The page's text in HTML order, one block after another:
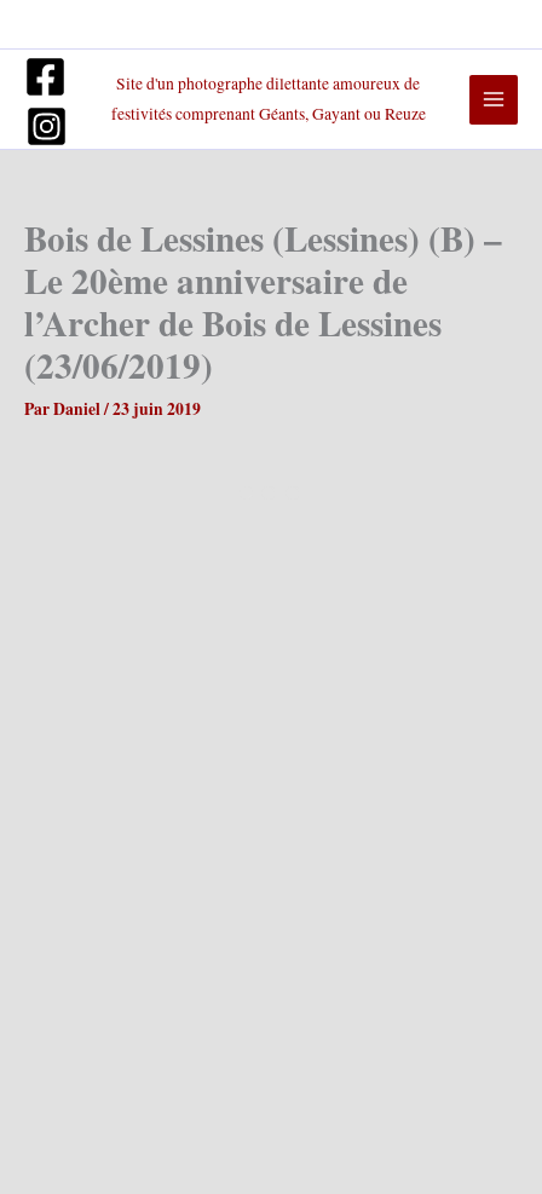
contenu
Site d'un photographe dilettante amoureux de
festivités comprenant Géants, Gayant ou Reuze
Bois de Lessines (Lessines) (B) –
Le 20ème anniversaire de
l’Archer de Bois de Lessines
(23/06/2019)
ParDaniel/23 juin 2019